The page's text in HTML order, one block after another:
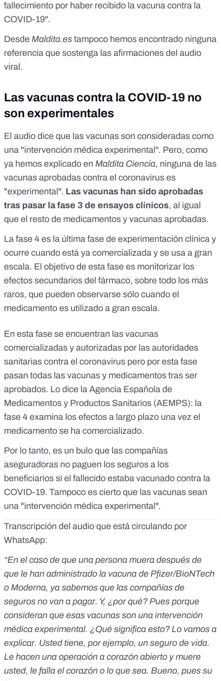
fallecimiento por haber recibido la vacuna contra la
COVID-19".
Desde Maldita.es tampoco hemos encontrado ninguna
referencia que sostenga las afirmaciones del audio
viral.
Las vacunas contra la COVID-19 no
son experimentales
El audio dice que las vacunas son consideradas como
una "intervención médica experimental". Pero, como
ya hemos explicado en Maldita Ciencia, ninguna de las
vacunas aprobadas contra el coronavirus es
"experimental". Las vacunas han sido aprobadas
tras pasar la fase 3 de ensayos clínicos, al igual
que el resto de medicamentos y vacunas aprobadas.
La fase 4 es la última fase de experimentación clínica y
ocurre cuando está ya comercializada y se usa a gran
escala. El objetivo de esta fase es monitorizar los
efectos secundarios del fármaco, sobre todo los más
raros, que pueden observarse sólo cuando el
medicamento es utilizado a gran escala.
En esta fase se encuentran las vacunas
comercializadas y autorizadas por las autoridades
sanitarias contra el coronavirus pero por esta fase
pasan todas las vacunas y medicamentos tras ser
aprobados. Lo dice la Agencia Española de
Medicamentos y Productos Sanitarios (AEMPS): la
fase 4 examina los efectos a largo plazo una vez el
medicamento se ha comercializado.
Por lo tanto, es un bulo que las compañías
aseguradoras no paguen los seguros a los
beneficiarios si el fallecido estaba vacunado contra la
COVID-19. Tampoco es cierto que las vacunas sean
una "intervención médica experimental".
Transcripción del audio que está circulando por
WhatsApp:
“En el caso de que una persona muera después de
que le han administrado la vacuna de Pfizer/BioNTech
o Moderna, ya sabemos que las compañías de
seguros no van a pagar. Y, ¿por qué? Pues porque
consideran que esas vacunas son una intervención
médica experimental. ¿Qué significa esto? Lo vamos a
explicar. Usted tiene, por ejemplo, un seguro de vida.
Le hacen una operación a corazón abierto y muere
usted, le falla el corazón o lo que sea. Bueno, pues su